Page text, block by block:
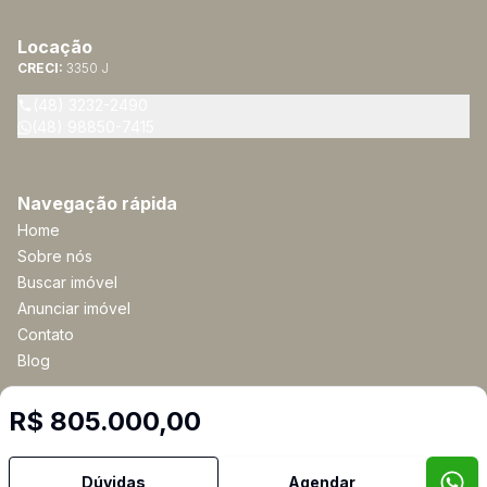
R$ 805.000,00
Dúvidas Agendar
Locação
CRECI: 3350 J
Navegação rápida
Home
Sobre nós
Buscar imóvel
Anunciar imóvel
Contato
Blog
Selo de Tecnologia Loft